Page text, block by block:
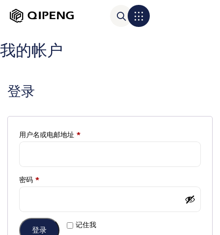
我的帐户
登录
用户名或电邮地址 *
密码 *
记住我
登录